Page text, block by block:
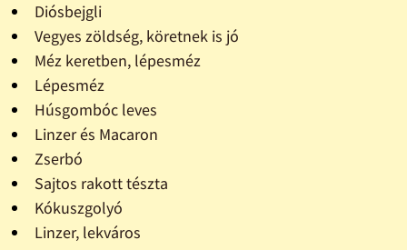
Diósbejgli
Vegyes zöldség, köretnek is jó
Méz keretben, lépesméz
Lépesméz
Húsgombóc leves
Linzer és Macaron
Zserbó
Sajtos rakott tészta
Kókuszgolyó
Linzer, lekváros